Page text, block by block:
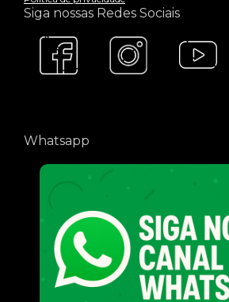
Siga nossas Redes Sociais
Whatsapp